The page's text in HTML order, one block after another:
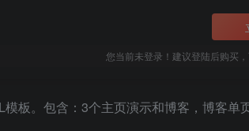
您当前未登录！建议登陆后购买
板。包含：3个主页演示和博客，博客单